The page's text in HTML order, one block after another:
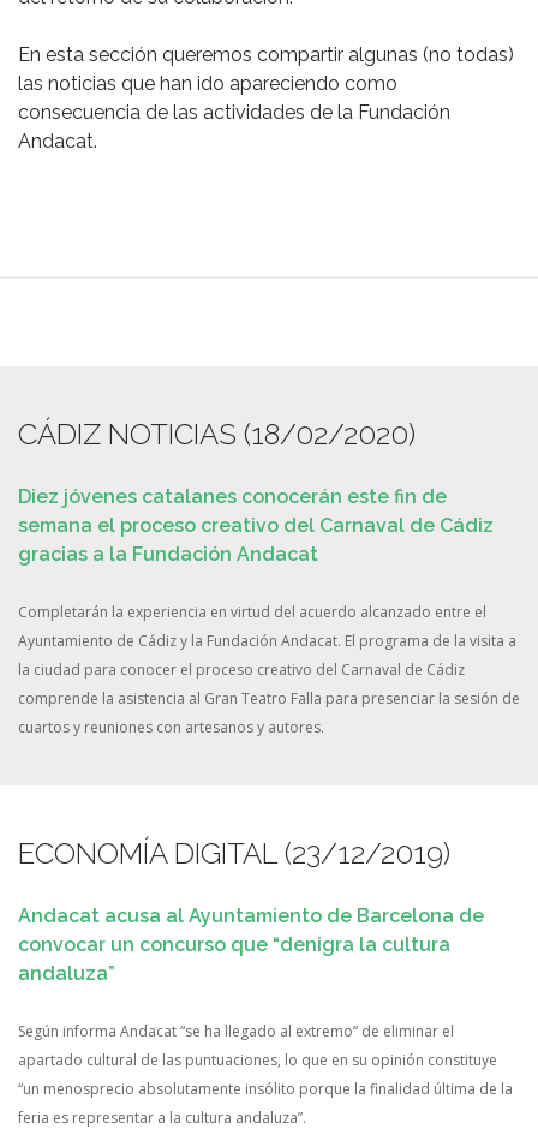
En esta sección queremos compartir algunas (no todas)
las noticias que han ido apareciendo como
consecuencia de las actividades de la Fundación
Andacat.
CÁDIZ NOTICIAS (18/02/2020)
Diez jóvenes catalanes conocerán este fin de
semana el proceso creativo del Carnaval de Cádiz
gracias a la Fundación Andacat
Completarán la experiencia en virtud del acuerdo alcanzado entre el
Ayuntamiento de Cádiz y la Fundación Andacat. El programa de la visita a
la ciudad para conocer el proceso creativo del Carnaval de Cádiz
comprende la asistencia al Gran Teatro Falla para presenciar la sesión de
cuartos y reuniones con artesanos y autores.
ECONOMÍA DIGITAL (23/12/2019)
Andacat acusa al Ayuntamiento de Barcelona de
convocar un concurso que “denigra la cultura
andaluza”
Según informa Andacat “se ha llegado al extremo” de eliminar el
apartado cultural de las puntuaciones, lo que en su opinión constituye
“un menosprecio absolutamente insólito porque la finalidad última de la
feria es representar a la cultura andaluza”.